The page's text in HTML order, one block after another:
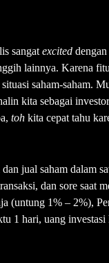
sangat excited
lainnya. Karena
saham-saham.
kita sebagai
toh kita cepat tahu
jual saham dalam
dan sore saat
(untung 1% – 2%),
1 hari, uang